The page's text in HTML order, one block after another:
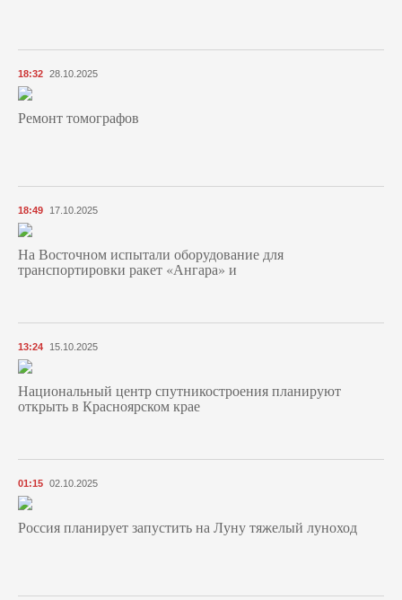
18:32 28.10.2025
Ремонт томографов
18:49 17.10.2025
На Восточном испытали оборудование для
транспортировки ракет «Ангара» и
13:24 15.10.2025
Национальный центр спутникостроения планируют
открыть в Красноярском крае
01:15 02.10.2025
Россия планирует запустить на Луну тяжелый луноход